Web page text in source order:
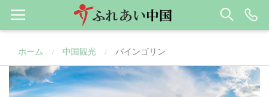
ホーム / 中国観光 / バインゴリン